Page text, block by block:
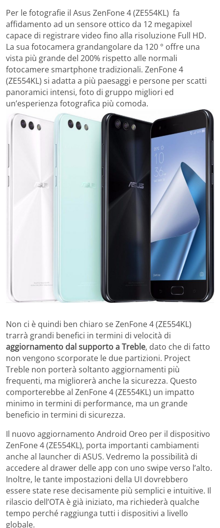
Per le fotografie il Asus ZenFone 4 (ZE554KL) fa
affidamento ad un sensore ottico da 12 megapixel
capace di registrare video fino alla risoluzione Full HD.
La sua fotocamera grandangolare da 120 ° offre una
vista più grande del 200% rispetto alle normali
fotocamere smartphone tradizionali. ZenFone 4
(ZE554KL) si adatta a più paesaggi e persone per scatti
panoramici intensi, foto di gruppo migliori ed
un’esperienza fotografica più comoda.
Non ci è quindi ben chiaro se ZenFone 4 (ZE554KL)
trarrà grandi benefici in termini di velocità di
aggiornamento dal supporto a Treble, dato che di fatto
non vengono scorporate le due partizioni. Project
Treble non porterà soltanto aggiornamenti più
frequenti, ma migliorerà anche la sicurezza. Questo
comporterebbe al ZenFone 4 (ZE554KL) un impatto
minimo in termini di performance, ma un grande
beneficio in termini di sicurezza.
Il nuovo aggiornamento Android Oreo per il dispositivo
ZenFone 4 (ZE554KL), porta importanti cambiamenti
anche al launcher di ASUS. Vedremo la possibilità di
accedere al drawer delle app con uno swipe verso l’alto.
Inoltre, le tante impostazioni della UI dovrebbero
essere state rese decisamente più semplici e intuitive. Il
rilascio dell’OTA è già iniziato, ma richiederà qualche
tempo perché raggiunga tutti i dispositivi a livello
globale.